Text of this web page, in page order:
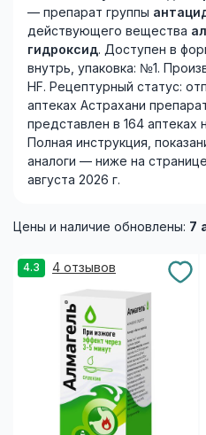
— препарат группы
действующего вещества
гидроксид. Доступен в
внутрь, упаковка: №1.
HF. Рецептурный статус:
аптеках Астрахани
представлен в 164 аптеках
Полная инструкция,
аналоги — ниже на
августа 2026 г.
Цены и наличие обновлены: 7
4.3 4 отзывов